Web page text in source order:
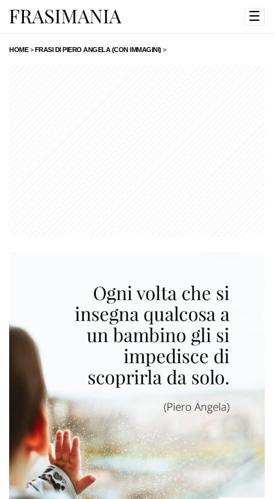
☰
HOME>FRASI DI PIERO ANGELA (CON IMMAGINI) >